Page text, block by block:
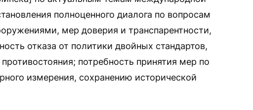
полноценного диалога по вопросам
мер доверия и транспарентности,
отказа от политики двойных стандартов,
потребность принятия мер по
измерения, сохранению исторической